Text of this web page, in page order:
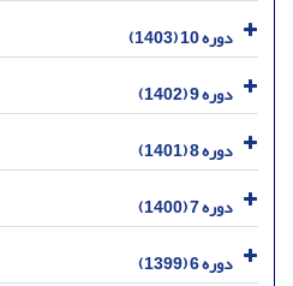
دوره 10 (1403)
دوره 9 (1402)
دوره 8 (1401)
دوره 7 (1400)
دوره 6 (1399)